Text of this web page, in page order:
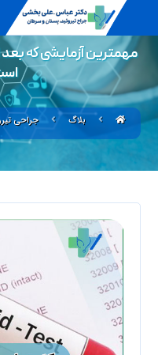
مهمترين آزمايشی كه بعد
بلاگ جراحی